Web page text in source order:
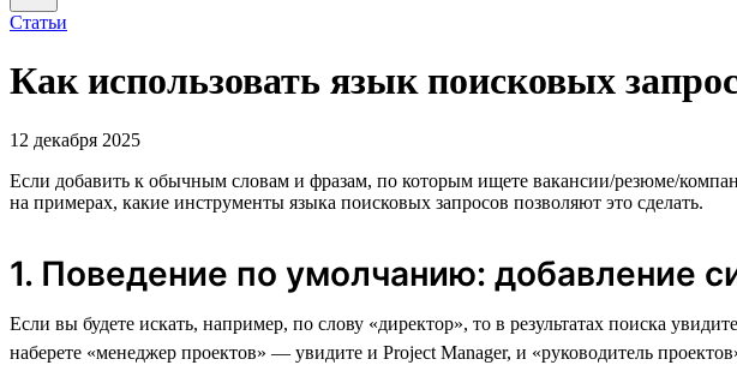
Статьи
Как использовать язык поисковых
12 декабря 2025
Если добавить к обычным словам и фразам, по которым ищете вакансии/резюме/
на примерах, какие инструменты языка поисковых запросов позволяют это сделать.
1. Поведение по умолчанию: добавление
Если вы будете искать, например, по слову «директор», то в результатах поиска
наберете «менеджер проектов» — увидите и Project Manager, и «руководитель